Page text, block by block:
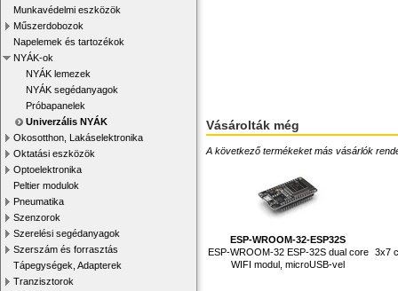
Munkavédelmi eszközök
Műszerdobozok
Napelemek és tartozékok
NYÁK-ok
NYÁK lemezek
NYÁK segédanyagok
Próbapanelek
Univerzális NYÁK
Okosotthon, Lakáselektronika
Oktatási eszközök
Optoelektronika
Peltier modulok
Pneumatika
Szenzorok
Szerelési segédanyagok
Szerszám és forrasztás
Tápegységek, Adapterek
Tranzisztorok
Vásárolták még
A következő termékeket más vásárlók
ESP-WROOM-32-ESP32S
ESP-WROOM-32 ESP-32S dual core
WIFI modul, microUSB-vel
3x7